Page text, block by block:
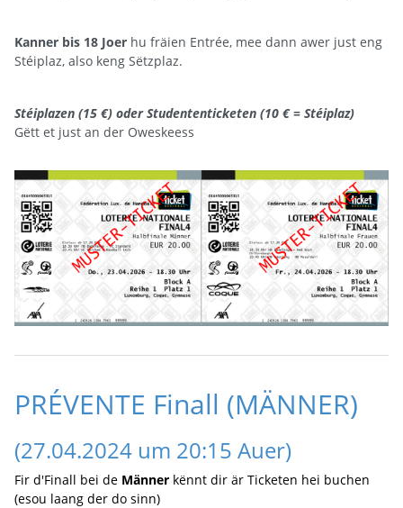
Kanner bis 18 Joer hu fräien Entrée, mee dann awer just eng
Stéiplaz, also keng Sëtzplaz.
Stéiplazen (15 €) oder Studententicketen (10 € = Stéiplaz)
Gëtt et just an der Oweskeess
PRÉVENTE Finall (MÄNNER)
(27.04.2024 um 20:15 Auer)
Fir d'Finall bei de Männer kënnt dir är Ticketen hei buchen
(esou laang der do sinn)